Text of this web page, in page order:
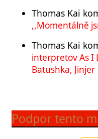
Thomas Kai
,,Momentálně
Thomas Kai
interpretov As I
Batushka, Jinjer
Podpor tento